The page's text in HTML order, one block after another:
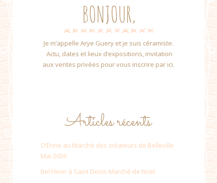
BONJOUR,
Je m’appelle Arye Guery et je suis céramiste.
Actu, dates et lieux d’expositions, invitation
aux ventes privées pour vous inscrire par ici.
Articles récents
O’Erine au Marché des créateurs de Belleville
Mai 2026
Bel Hiver à Saint Denis Marché de Noël